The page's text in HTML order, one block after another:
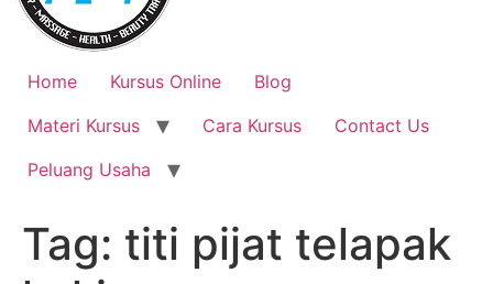
Home Kursus Online
Blog
Materi Kursus
Cara Kursus
Contact Us
Peluang Usaha
Tag: titi pijat telapak